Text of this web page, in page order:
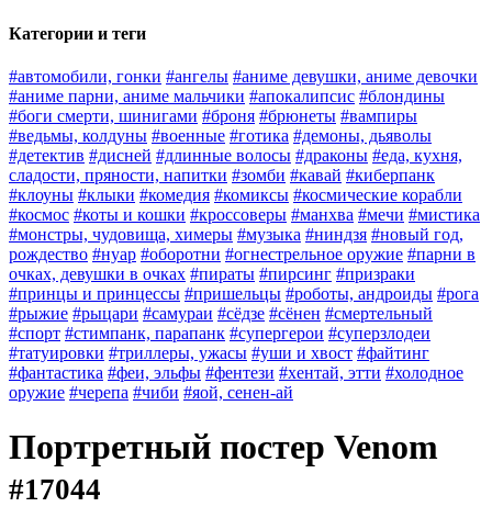
Категории и теги
#автомобили, гонки #ангелы #аниме девушки, аниме девочки
#аниме парни, аниме мальчики #апокалипсис #блондины
#боги смерти, шинигами #броня #брюнеты #вампиры
#ведьмы, колдуны #военные #готика #демоны, дьяволы
#детектив #дисней #длинные волосы #драконы #еда, кухня,
сладости, пряности, напитки #зомби #кавай #киберпанк
#клоуны #клыки #комедия #комиксы #космические корабли
#космос #коты и кошки #кроссоверы #манхва #мечи #мистика
#монстры, чудовища, химеры #музыка #ниндзя #новый год,
рождество #нуар #оборотни #огнестрельное оружие #парни в
очках, девушки в очках #пираты #пирсинг #призраки
#принцы и принцессы #пришельцы #роботы, андроиды #рога
#рыжие #рыцари #самураи #сёдзе #сёнен #смертельный
#спорт #стимпанк, парапанк #супергерои #суперзлодеи
#татуировки #триллеры, ужасы #уши и хвост #файтинг
#фантастика #феи, эльфы #фентези #хентай, этти #холодное
оружие #черепа #чиби #яой, сенен-ай
Портретный постер Venom
#17044